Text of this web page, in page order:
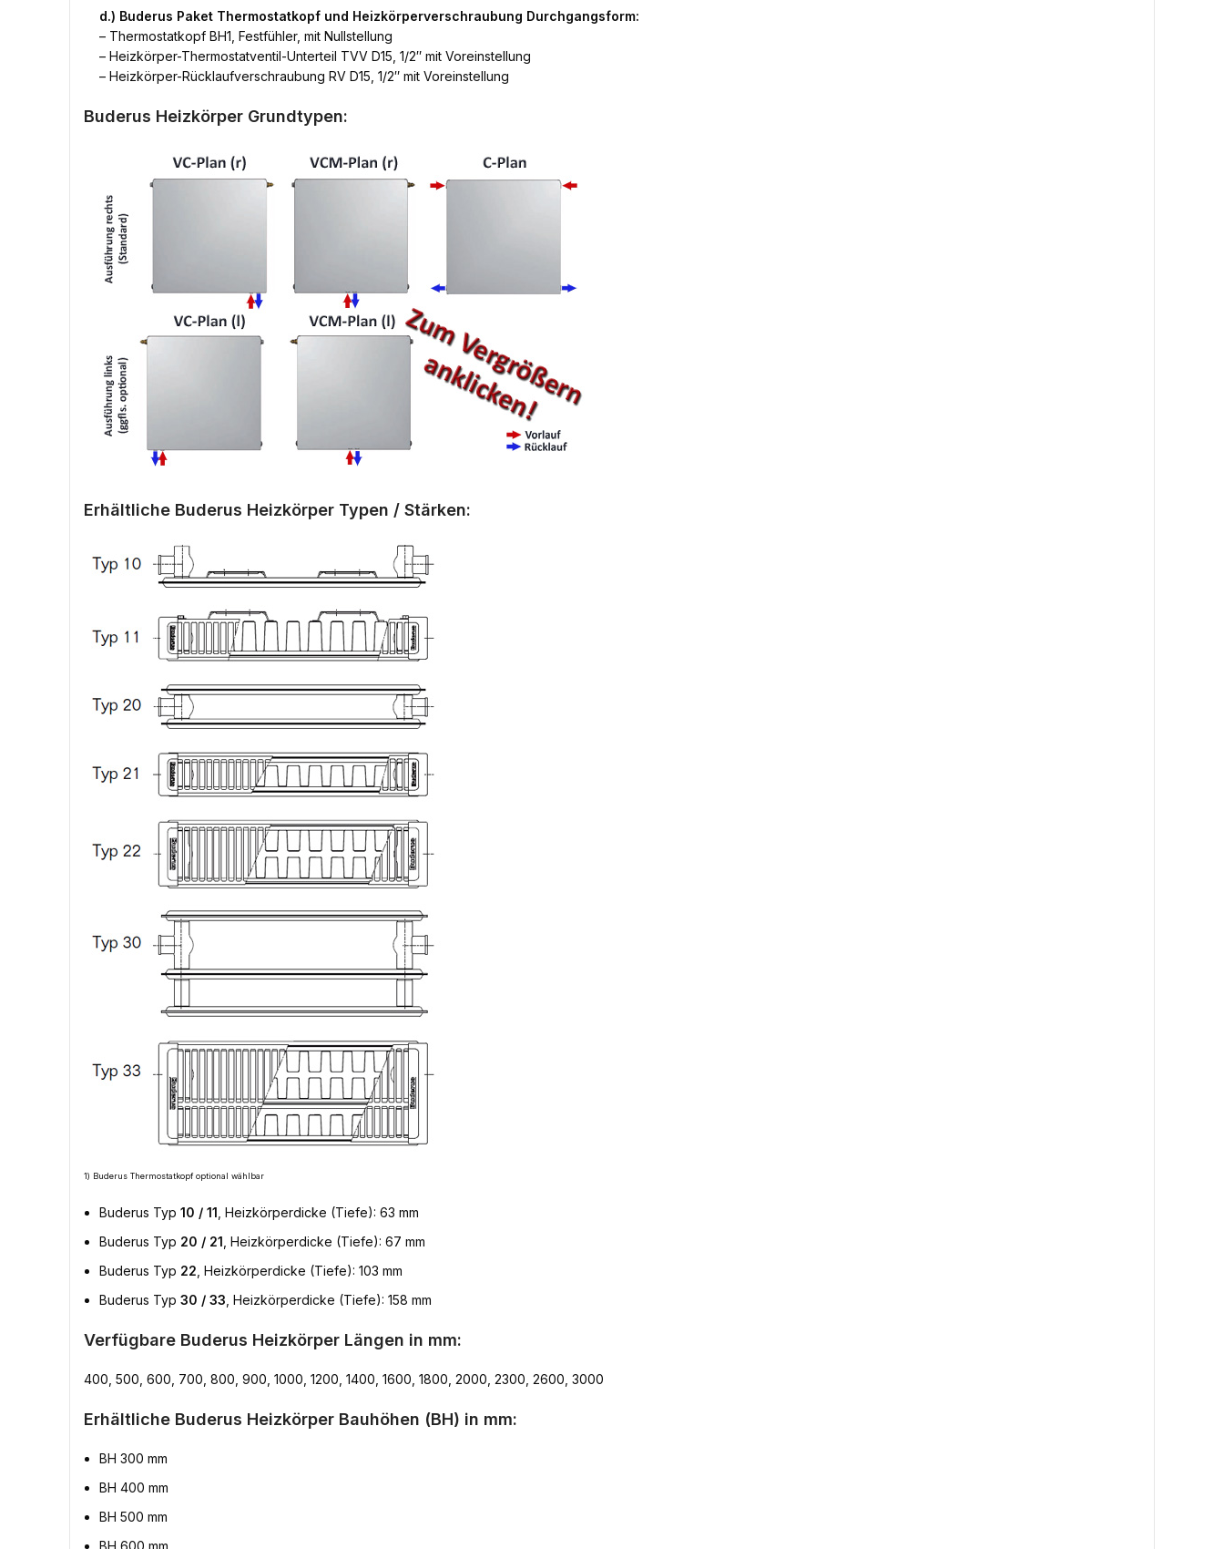
d.) Buderus Paket Thermostatkopf und Heizkörperverschraubung Durchgangsform:
– Thermostatkopf BH1, Festfühler, mit Nullstellung
– Heizkörper-Thermostatventil-Unterteil TVV D15, 1/2″ mit Voreinstellung
– Heizkörper-Rücklaufverschraubung RV D15, 1/2″ mit Voreinstellung
Buderus Heizkörper Grundtypen:
Erhältliche Buderus Heizkörper Typen / Stärken:
1) Buderus Thermostatkopf optional wählbar
Buderus Typ 10 / 11 , Heizkörperdicke (Tiefe): 63 mm
Buderus Typ 20 / 21 , Heizkörperdicke (Tiefe): 67 mm
Buderus Typ 22 , Heizkörperdicke (Tiefe): 103 mm
Buderus Typ 30 / 33 , Heizkörperdicke (Tiefe): 158 mm
Verfügbare Buderus Heizkörper Längen in mm:
400, 500, 600, 700, 800, 900, 1000, 1200, 1400, 1600, 1800, 2000, 2300, 2600, 3000
Erhältliche Buderus Heizkörper Bauhöhen (BH) in mm:
BH 300 mm
BH 400 mm
BH 500 mm
BH 600 mm